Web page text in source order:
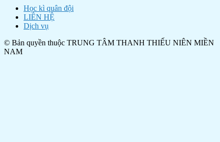
Học kì quân đội
LIÊN HỆ
Dịch vụ
© Bản quyền thuộc TRUNG TÂM THANH THIẾU NIÊN MIỀN
NAM